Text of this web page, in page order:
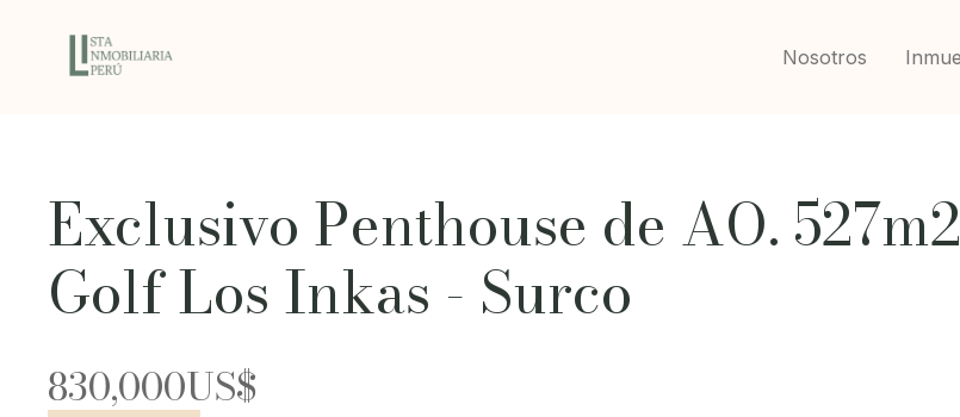
Nosotros
Exclusivo Penthouse de AO.
Golf Los Inkas - Surco
830,000US$